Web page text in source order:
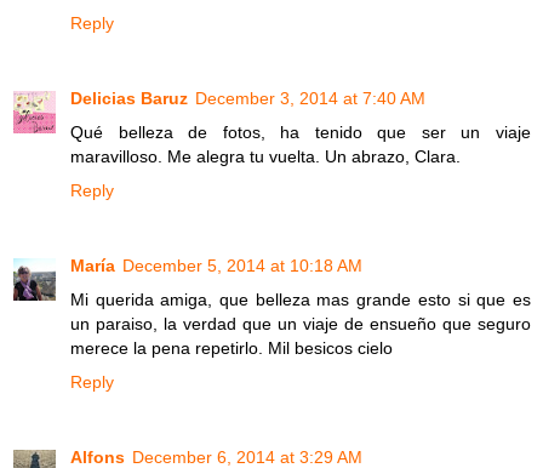
Reply
Delicias Baruz December 3, 2014 at 7:40 AM
Qué belleza de fotos, ha tenido que ser un viaje
maravilloso. Me alegra tu vuelta. Un abrazo, Clara.
Reply
María December 5, 2014 at 10:18 AM
Mi querida amiga, que belleza mas grande esto si que es
un paraiso, la verdad que un viaje de ensueño que seguro
merece la pena repetirlo. Mil besicos cielo
Reply
Alfons December 6, 2014 at 3:29 AM